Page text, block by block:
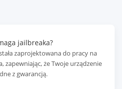
jailbreaka?
zaprojektowana do pracy na
zapewniając, że Twoje urządzenie
z gwarancją.